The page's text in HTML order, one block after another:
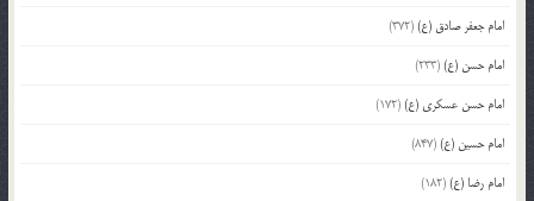
امام جعفر صادق (ع)(372)
امام حسن (ع)(233)
امام حسن عسکری (ع)(172)
امام حسین (ع)(847)
امام رضا (ع)(182)